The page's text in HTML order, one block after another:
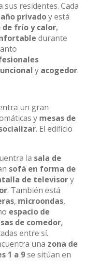
sus residentes. Cada
privadoy está
de frío y calor,
durante
y acogedor.
un gran
y mesas de
. El edificio
la sala de
sofá en forma de
de televisory
. También está
, microondas,
espacio de
de comedor,
entre sí.
una zona de
1 a 9se sitúan en